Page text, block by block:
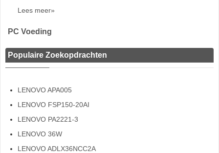
Lees meer»
PC Voeding
Populaire Zoekopdrachten
LENOVO APA005
LENOVO FSP150-20AI
LENOVO PA2221-3
LENOVO 36W
LENOVO ADLX36NCC2A